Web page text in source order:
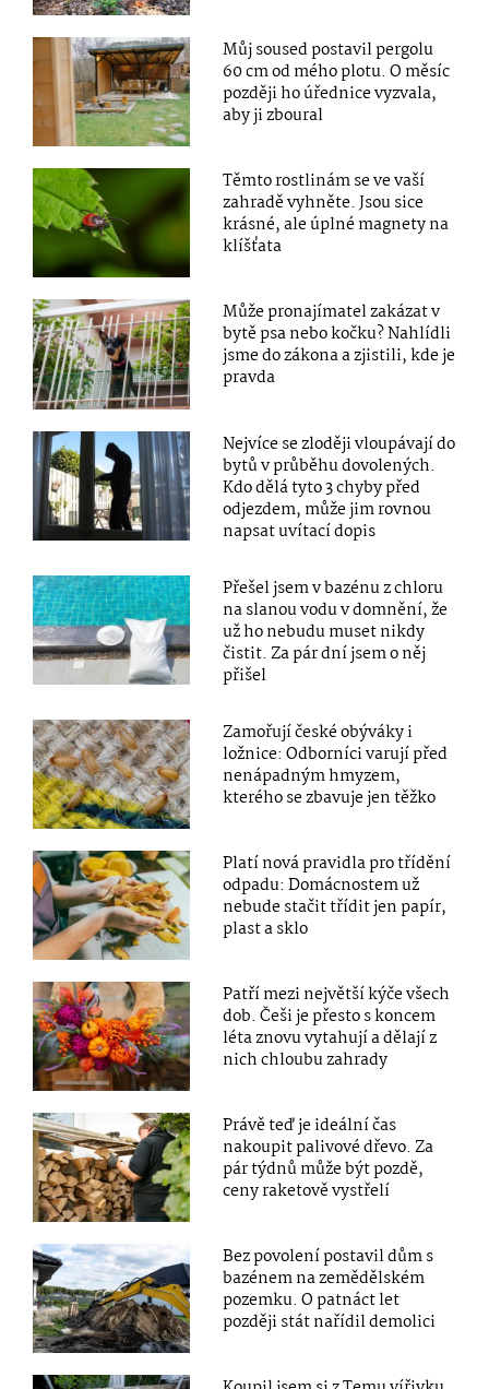
Můj soused postavil pergolu
60 cm od mého plotu. O měsíc
později ho úřednice vyzvala,
aby ji zboural
Těmto rostlinám se ve vaší
zahradě vyhněte. Jsou sice
krásné, ale úplné magnety na
klíšťata
Může pronajímatel zakázat v
bytě psa nebo kočku? Nahlídli
jsme do zákona a zjistili, kde je
pravda
Nejvíce se zloději vloupávají do
bytů v průběhu dovolených.
Kdo dělá tyto 3 chyby před
odjezdem, může jim rovnou
napsat uvítací dopis
Přešel jsem v bazénu z chloru
na slanou vodu v domnění, že
už ho nebudu muset nikdy
čistit. Za pár dní jsem o něj
přišel
Zamořují české obýváky i
ložnice: Odborníci varují před
nenápadným hmyzem,
kterého se zbavuje jen těžko
Platí nová pravidla pro třídění
odpadu: Domácnostem už
nebude stačit třídit jen papír,
plast a sklo
Patří mezi největší kýče všech
dob. Češi je přesto s koncem
léta znovu vytahují a dělají z
nich chloubu zahrady
Právě teď je ideální čas
nakoupit palivové dřevo. Za
pár týdnů může být pozdě,
ceny raketově vystřelí
Bez povolení postavil dům s
bazénem na zemědělském
pozemku. O patnáct let
později stát nařídil demolici